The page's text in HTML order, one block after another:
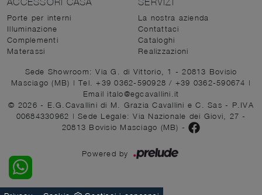
Porte per interni
Illuminazione
Complementi
Materassi
La nostra azienda
Contattaci
Cataloghi
Realizzazioni
Sede Showroom: Via G. di Vittorio, 1 - 20813 Bovisio
Masciago (MB) | Tel. +39 0362-590928/ +39 0362-590674 |
Email italo@egcavallini.it
© 2026 - E.G.Cavallini di M. Grazia Cavallini e C. Sas - P.IVA
00684330962 | Sede Legale: Via Nazionale dei Giovi, 27 -
20813 Bovisio Masciago (MB) -
Powered by